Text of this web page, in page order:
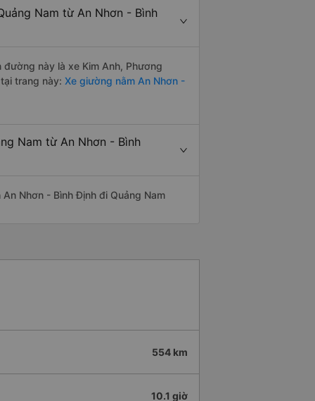
Nam từ An Nhơn - Bình
này là xe Kim Anh, Phương
trang này: Xe giường nằm An Nhơn -
Nam từ An Nhơn - Bình
Nhơn - Bình Định đi Quảng Nam
554 km
10.1 giờ